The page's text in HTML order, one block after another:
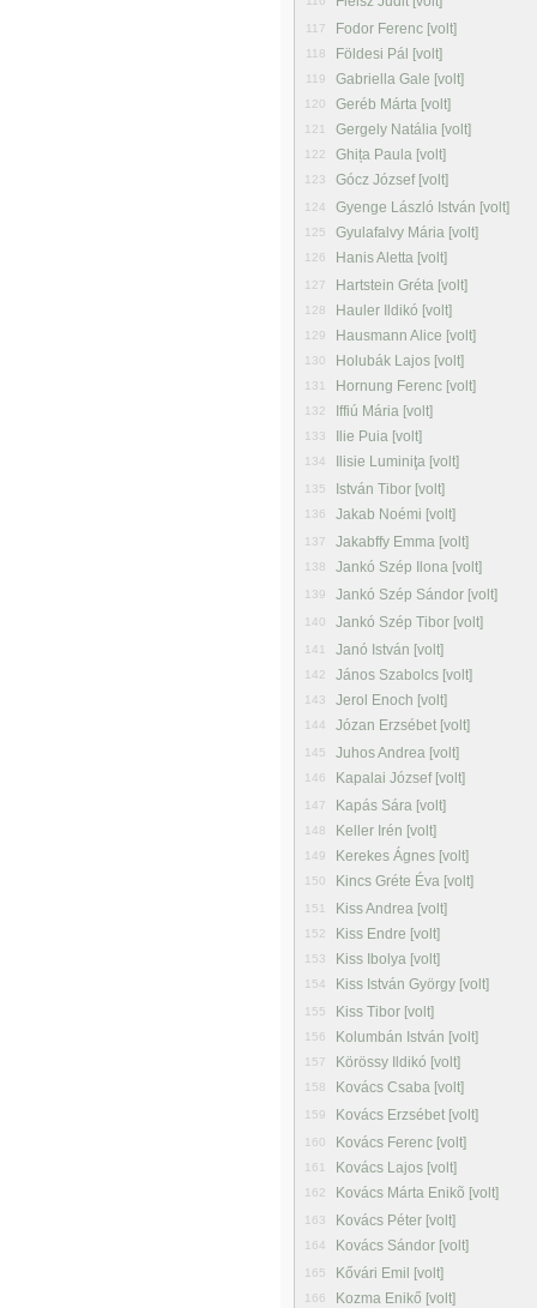
117 Fodor Ferenc [volt]
118 Földesi Pál [volt]
119 Gabriella Gale [volt]
120 Geréb Márta [volt]
121 Gergely Natália [volt]
122 Ghița Paula [volt]
123 Gócz József [volt]
124 Gyenge László István [volt]
125 Gyulafalvy Mária [volt]
126 Hanis Aletta [volt]
127 Hartstein Gréta [volt]
128 Hauler Ildikó [volt]
129 Hausmann Alice [volt]
130 Holubák Lajos [volt]
131 Hornung Ferenc [volt]
132 Iffiú Mária [volt]
133 Ilie Puia [volt]
134 Ilisie Luminiţa [volt]
135 István Tibor [volt]
136 Jakab Noémi [volt]
137 Jakabffy Emma [volt]
138 Jankó Szép Ilona [volt]
139 Jankó Szép Sándor [volt]
140 Jankó Szép Tibor [volt]
141 Janó István [volt]
142 János Szabolcs [volt]
143 Jerol Enoch [volt]
144 Józan Erzsébet [volt]
145 Juhos Andrea [volt]
146 Kapalai József [volt]
147 Kapás Sára [volt]
148 Keller Irén [volt]
149 Kerekes Ágnes [volt]
150 Kincs Gréte Éva [volt]
151 Kiss Andrea [volt]
152 Kiss Endre [volt]
153 Kiss Ibolya [volt]
154 Kiss István György [volt]
155 Kiss Tibor [volt]
156 Kolumbán István [volt]
157 Körössy Ildikó [volt]
158 Kovács Csaba [volt]
159 Kovács Erzsébet [volt]
160 Kovács Ferenc [volt]
161 Kovács Lajos [volt]
162 Kovács Márta Enikõ [volt]
163 Kovács Péter [volt]
164 Kovács Sándor [volt]
165 Kővári Emil [volt]
166 Kozma Enikő [volt]